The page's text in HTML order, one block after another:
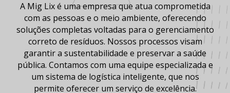
A Mig Lix é uma empresa que atua comprometida
com as pessoas e o meio ambiente, oferecendo
soluções completas voltadas para o gerenciamento
correto de resíduos. Nossos processos visam
garantir a sustentabilidade e preservar a saúde
pública. Contamos com uma equipe especializada e
um sistema de logística inteligente, que nos
permite oferecer um serviço de excelência.